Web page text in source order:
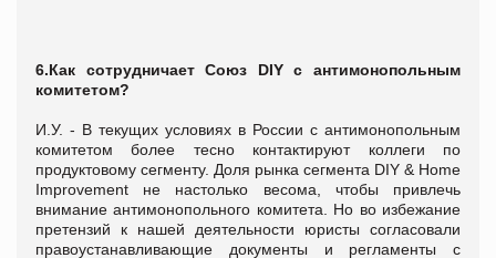
6.Как сотрудничает Союз DIY с антимонопольным
комитетом?
И.У. - В текущих условиях в России с антимонопольным
комитетом более тесно контактируют коллеги по
продуктовому сегменту. Доля рынка сегмента DIY & Home
Improvement не настолько весома, чтобы привлечь
внимание антимонопольного комитета. Но во избежание
претензий к нашей деятельности юристы согласовали
правоустанавливающие документы и регламенты с